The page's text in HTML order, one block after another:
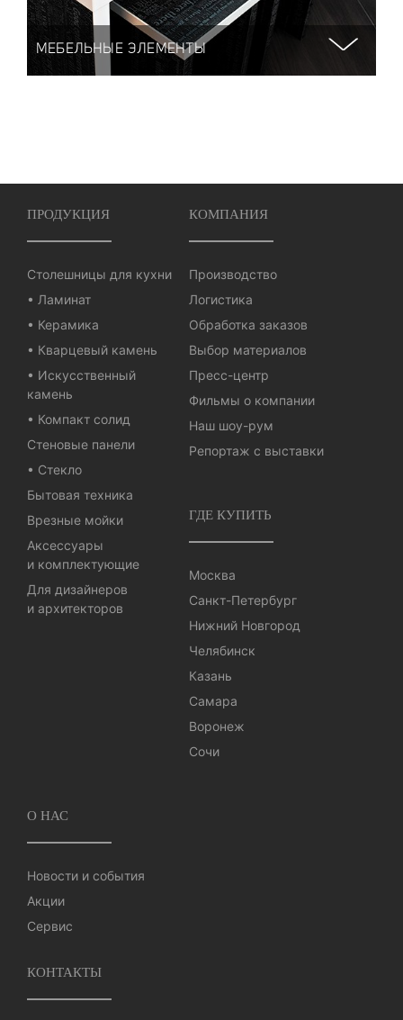
МЕБЕЛЬНЫЕ ЭЛЕМЕНТЫ
ПРОДУКЦИЯ
Столешницы для кухни
• Ламинат
• Керамика
• Кварцевый камень
• Искусственный
камень
• Компакт солид
Стеновые панели
• Стекло
Бытовая техника
Врезные мойки
Аксессуары
и комплектующие
Для дизайнеров
и архитекторов
КОМПАНИЯ
Производство
Логистика
Обработка заказов
Выбор материалов
Пресс-центр
Фильмы о компании
Наш шоу-рум
Репортаж с выставки
ГДЕ КУПИТЬ
Москва
Санкт-Петербург
Нижний Новгород
Челябинск
Казань
Самара
Воронеж
Сочи
О НАС
Новости и события
Акции
Сервис
КОНТАКТЫ